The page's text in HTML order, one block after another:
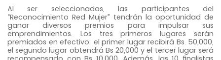
Al ser seleccionadas, las participantes del
“Reconocimiento Red Mujer” tendrán la oportunidad de
ganar diversos premios para impulsar sus
emprendimientos. Los tres primeros lugares serán
premiados en efectivo: el primer lugar recibirá Bs. 50,000,
el segundo lugar obtendrá Bs 20,000 y el tercer lugar será